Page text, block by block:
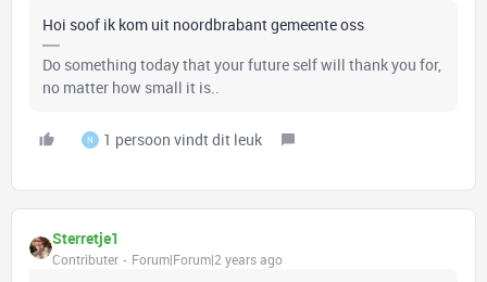
Hoi soof ik kom uit noordbrabant gemeente oss
Do something today that your future self will thank you for,
no matter how small it is..
N 1 persoon vindt dit leuk
Sterretje1
Contributer Forum|Forum|2 years ago